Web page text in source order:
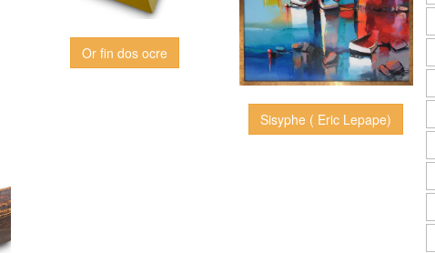
Or fin dos ocre
Sisyphe ( Eric Lepape)